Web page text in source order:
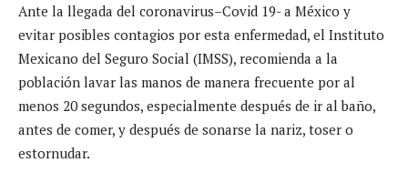
Ante la llegada del coronavirus–Covid 19- a México y
evitar posibles contagios por esta enfermedad, el Instituto
Mexicano del Seguro Social (IMSS), recomienda a la
población lavar las manos de manera frecuente por al
menos 20 segundos, especialmente después de ir al baño,
antes de comer, y después de sonarse la nariz, toser o
estornudar.